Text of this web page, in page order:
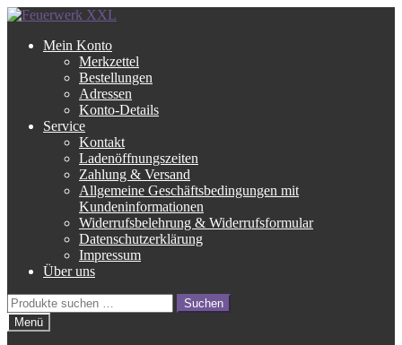
Zur
springen
Zum
springenMein Konto
Merkzettel
Bestellungen
Adressen
Konto-Details
Service
Kontakt
Ladenöffnungszeiten
Zahlung & Versand
Allgemeine Geschäftsbedingungen mit
Kundeninformationen
Widerrufsbelehrung & Widerrufsformular
Datenschutzerklärung
Impressum
Über uns
Suche
nach:
Suchen
Menü